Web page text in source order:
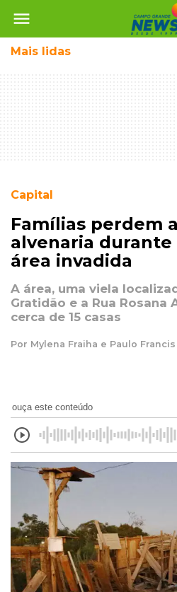
menu
Mais lidas
Capital
Famílias perdem
alvenaria durante
área invadida
A área, uma viela
Gratidão e a Rua Rosana
cerca de 15 casas
Por Mylena Fraiha e Paulo Francis
ouça este conteúdo